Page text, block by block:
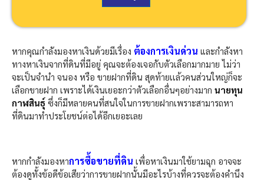
ร์
ท
ร
ติ
ด
ต่
อ
ก
หากคุณกำลังมองหาเงินด้วยมีเรื่อง ต้องการเงินด่วน และกำลังหา
ทางหาเงินจากที่ดินที่มีอยู่ คุณจะต้องเจอกับตัวเลือกมากมาย ไม่ว่า
จะเป็นจำนำ จนอง หรือ ขายฝากที่ดิน สุดท้ายเเล้วคนส่วนใหญ่ก็จะ
เลือกขายฝาก เพราะได้เงินเยอะกว่าตัวเลือกอื่นๆอย่างมาก นายทุน
กาฬสินธุ์ ซึ่งก็มีหลายคนที่สนใจในการขายฝากเพราะสามารถหา
ที่ดินมาทำประโยชน์ต่อได้อีกเยอะเลย
หากกำลังมองหาการซื้อขายที่ดิน เพื่อหาเงินมาใช้ยามฉุก อาจจะ
ต้องดูทั้งข้อดีข้อเสียว่าการขายฝากนั้นมีอะไรบ้างที่ควรจะต้องคำนึง